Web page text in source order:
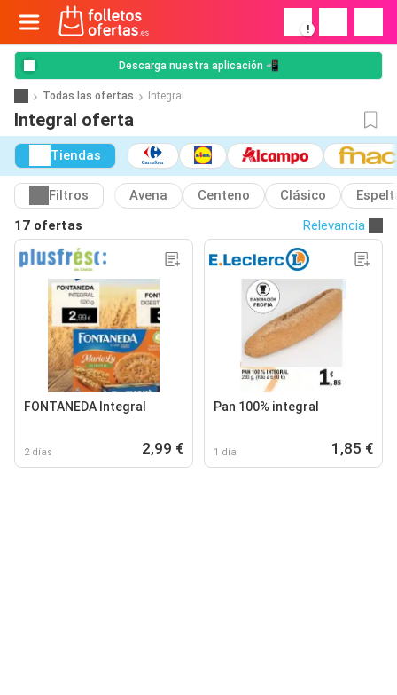
!
Descarga nuestra aplicación 📲
Todas las ofertas Integral
Integral oferta
Tiendas
Filtros Avena Centeno Clásico
17 ofertas
Relevancia
FONTANEDA Integral
2 días 2,99 €
Pan 100% integral
1 día 1,85 €